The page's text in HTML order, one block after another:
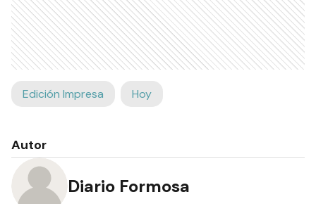
Edición Impresa Hoy
Autor
Diario Formosa